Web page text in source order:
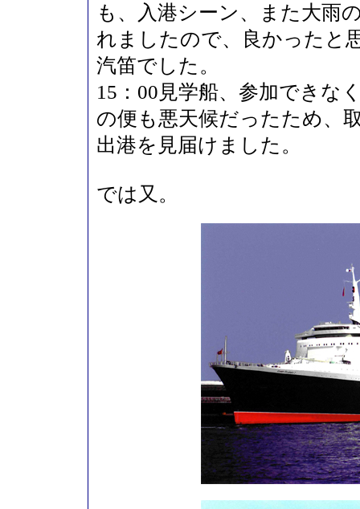
も、入港シーン、また大雨
れましたので、良かったと
汽笛でした。
15：00見学船、参加できな
の便も悪天候だったため、
出港を見届けました。
では又。